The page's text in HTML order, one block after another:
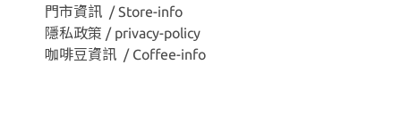
門市資訊 / Store-info
隱私政策 / privacy-policy
咖啡豆資訊 / Coffee-info